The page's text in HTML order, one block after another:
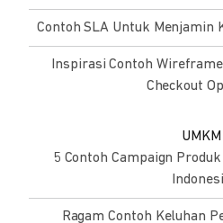
Contoh SLA Untuk Menjamin
Inspirasi Contoh
Checkout
UMKM
5 Contoh Campaign
Ragam Contoh Keluhan